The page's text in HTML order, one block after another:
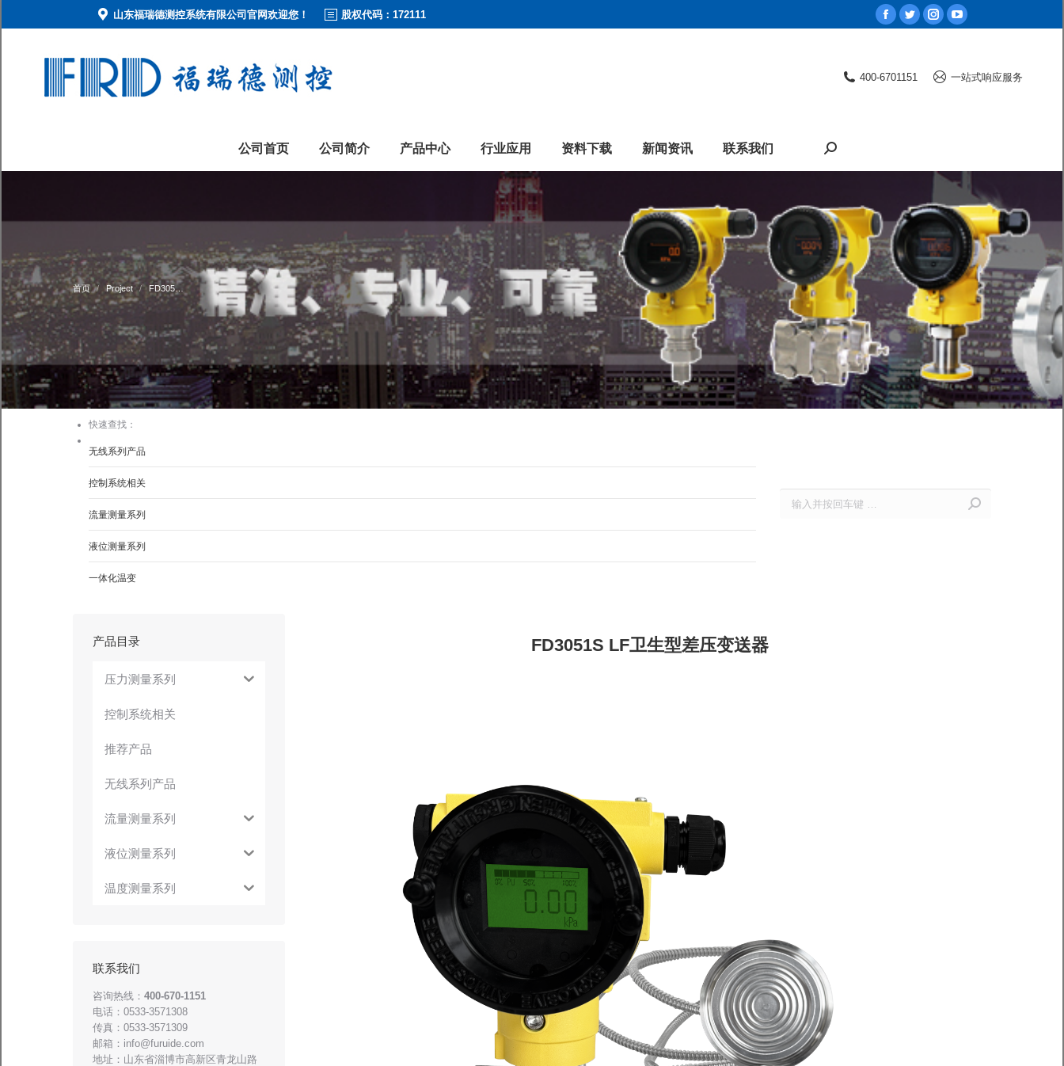
山东福瑞德测控系统有限公司官网欢迎您！ 股权代码：172111
Facebook
TwitterInstagram
in
YouTube
400-6701151 一站式响应服务
公司首页 公司简介 产品中心 行业应用 资料下载 新闻资讯 联系我们 Search:
您在这里：
首页 Project FD305…
快速查找：
无线系列产品
控制系统相关
流量测量系列
液位测量系列
一体化温变
产品目录
压力测量系列
控制系统相关
推荐产品
无线系列产品
流量测量系列
液位测量系列
温度测量系列
联系我们
咨询热线： 400-670-1151
电话：0533-3571308
传真：0533-3571309
邮箱：info@furuide.com
地址：山东省淄博市高新区青龙山路
FD3051S LF卫生型差压变送器